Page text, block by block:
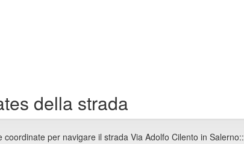
della strada
coordinate per navigare il strada Via Adolfo Cilento in Salerno::